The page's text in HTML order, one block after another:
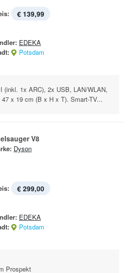
€ 139,99
EDEKA
Potsdam
(inkl. 1x ARC), 2x USB, LAN/WLAN,
x 19 cm (B x H x T). Smart-TV...
V8
Dyson
€ 299,00
EDEKA
Potsdam
Prospekt